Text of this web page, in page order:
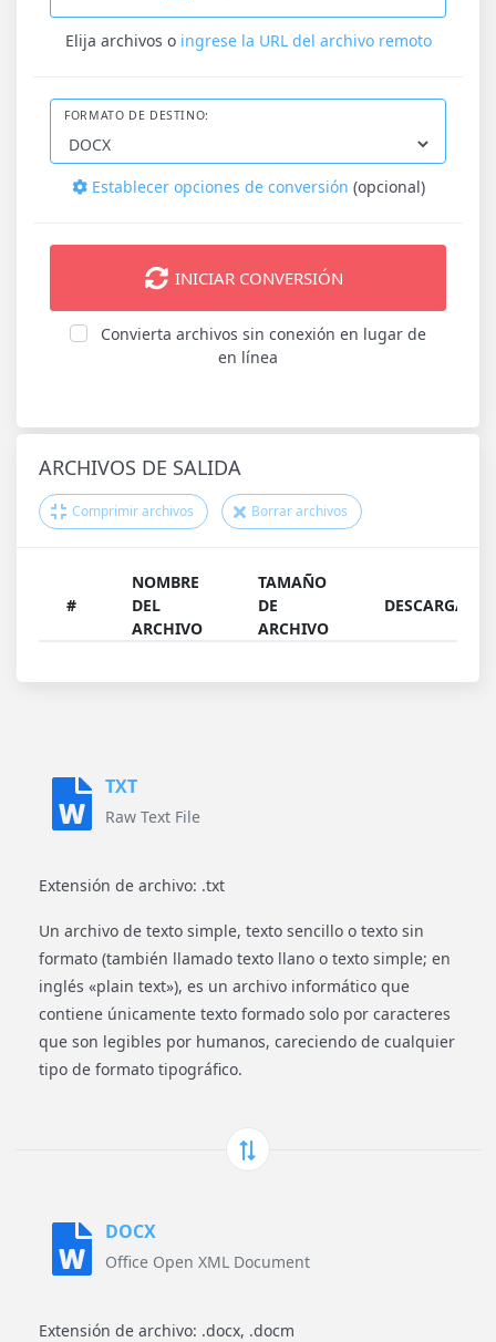
Elija archivos o ingrese la URL del archivo remoto
FORMATO DE DESTINO:
Establecer opciones de conversión (opcional)
INICIAR CONVERSIÓN
Convierta archivos sin conexión en lugar de
en línea
ARCHIVOS DE SALIDA
Comprimir archivos Borrar archivos
#
NOMBRE
DEL
ARCHIVO
TAMAÑO
DE
ARCHIVO
DESCARGAR
TXT
Raw Text File
Extensión de archivo: .txt
Un archivo de texto simple, texto sencillo o texto sin
formato (también llamado texto llano o texto simple; en
inglés «plain text»), es un archivo informático que
contiene únicamente texto formado solo por caracteres
que son legibles por humanos, careciendo de cualquier
tipo de formato tipográfico.
DOCX
Office Open XML Document
Extensión de archivo: .docx, .docm